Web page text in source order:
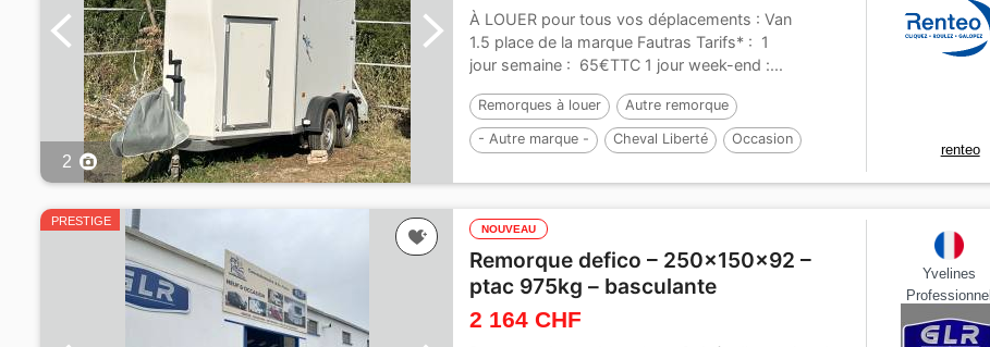
2
À LOUER pour tous vos déplacements : Van
1.5 place de la marque Fautras Tarifs* : 1
jour semaine : 65€TTC 1 jour week-end :...
Remorques à louer Autre remorque
- Autre marque - Cheval Liberté Occasion
renteo
PRESTIGE
NOUVEAU
Remorque defico – 250x150x92 –
ptac 975kg – basculante
2 164 CHF
Yvelines
Professionnel